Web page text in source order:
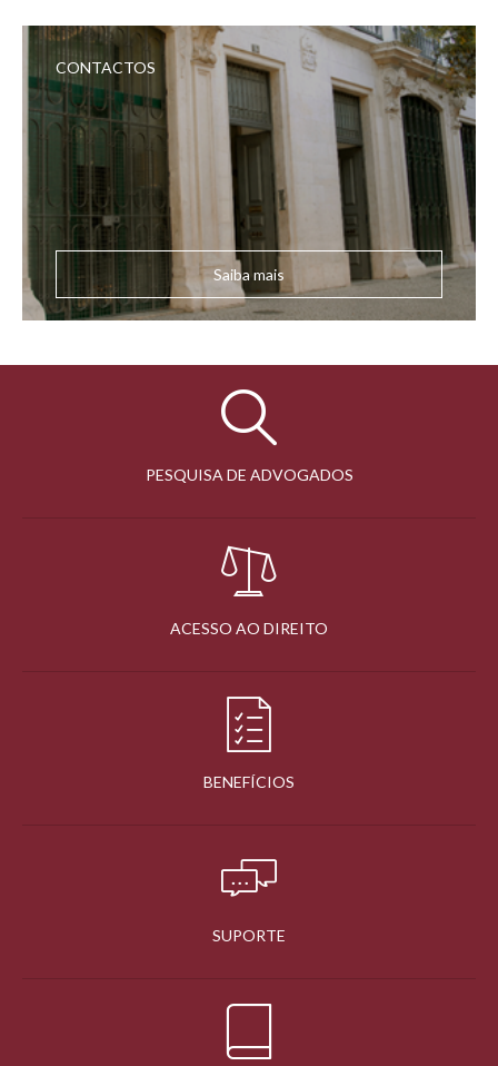
CONTACTOS
Saiba mais
PESQUISA DE ADVOGADOS
ACESSO AO DIREITO
BENEFÍCIOS
SUPORTE